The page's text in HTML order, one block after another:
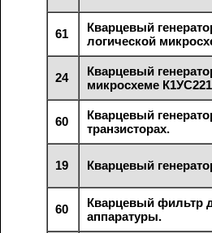
61
Кварцевый
логической
24
Кварцевый
микросхеме
60
Кварцевый
транзисторах.
19 Кварцевый
60
Кварцевый фильтр
аппаратуры.